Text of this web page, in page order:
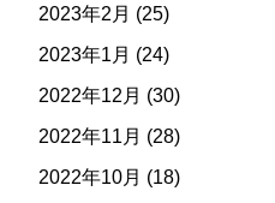
2023年2月 (25)
2023年1月 (24)
2022年12月 (30)
2022年11月 (28)
2022年10月 (18)